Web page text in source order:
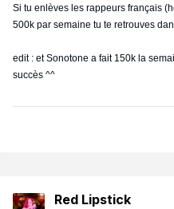
Si tu enlèves les rappeurs français
500k par semaine tu te retrouves
edit : et Sonotone a fait 150k la
succès ^^
Red Lipstick